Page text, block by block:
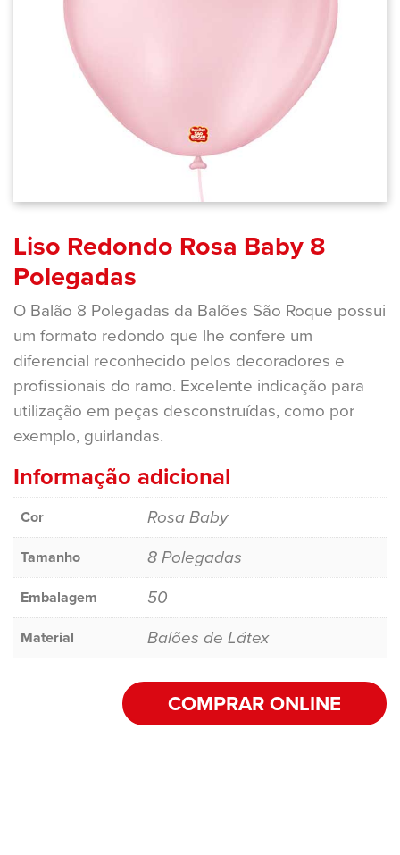
Liso Redondo Rosa Baby 8
Polegadas
O Balão 8 Polegadas da Balões São Roque possui
um formato redondo que lhe confere um
diferencial reconhecido pelos decoradores e
profissionais do ramo. Excelente indicação para
utilização em peças desconstruídas, como por
exemplo, guirlandas.
Informação adicional
Cor Rosa Baby
Tamanho 8 Polegadas
Embalagem 50
Material Balões de Látex
COMPRAR ONLINE